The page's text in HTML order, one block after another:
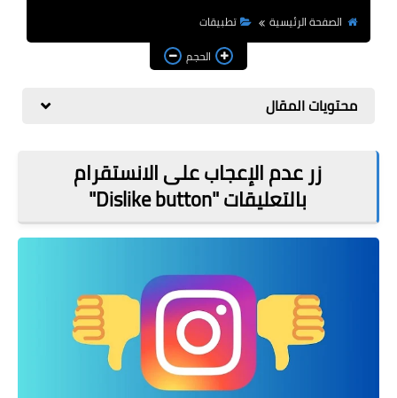
مراجعات
الربح من الانترنت
ذكاء اصطناعي
الصفحة الرئيسية
تطبيقات
الحجم
محتويات المقال
زر عدم الإعجاب على الانستقرام
بالتعليقات "Dislike button"